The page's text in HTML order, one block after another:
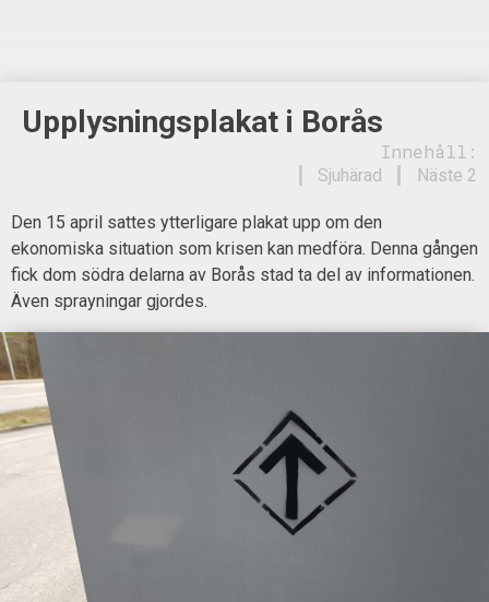
Upplysningsplakat i Borås
Innehåll:
Näste 2
Sjuhärad
Den 15 april sattes ytterligare plakat upp om den
ekonomiska situation som krisen kan medföra. Denna gången
fick dom södra delarna av Borås stad ta del av informationen.
Även sprayningar gjordes.